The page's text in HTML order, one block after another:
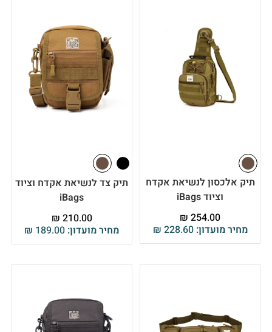
תיק אלכסון לנשיאת אקדח
וציוד iBags
מחיר מועדון: ₪ 228.60
₪ 254.00
תיק צד לנשיאת אקדח וציוד
iBags
מחיר מועדון: ₪ 189.00
₪ 210.00